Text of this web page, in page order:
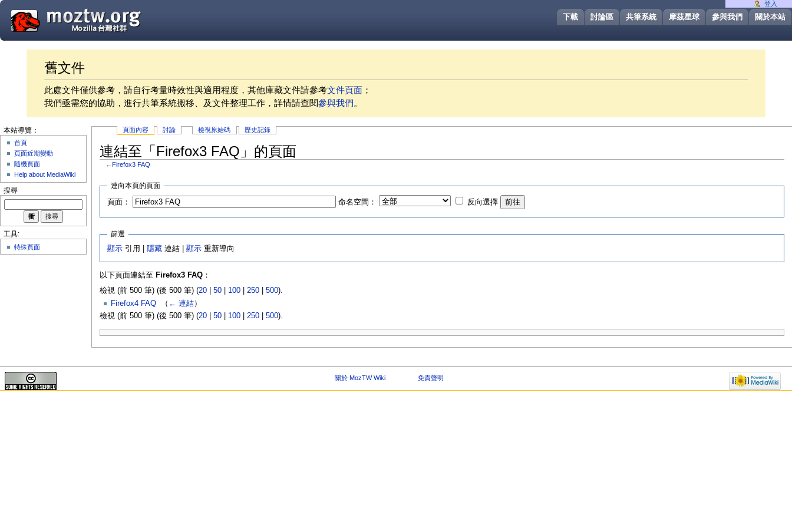
關於本站
參與我們
摩茲星球
共筆系統
討論區
下載
舊文件
此處文件僅供參考，請自行考量時效性與適用程度，其他庫藏文件請參考文件頁面 ；
我們亟需您的協助，進行共筆系統搬移、及文件整理工作，詳情請查閱參與我們。
頁面內容 討論 檢視原始碼 歷史記錄
連結至「Firefox3 FAQ」的頁面
← Firefox3 FAQ
連向本頁的頁面
頁面： 命名空間： 反向選擇
篩選
顯示 引用 | 隱藏 連結 |顯示 重新導向
以下頁面連結至 Firefox3 FAQ：
檢視 (前 500 筆) (後 500 筆) (20| 50| 100| 250| 500).
Firefox4 FAQ‎ （ ← 連結）
檢視 (前 500 筆) (後 500 筆) (20| 50| 100| 250| 500).
登入
本站導覽：
首頁
頁面近期變動
隨機頁面
Help about MediaWiki
搜尋
工具:
特殊頁面
關於 MozTW Wiki 免責聲明